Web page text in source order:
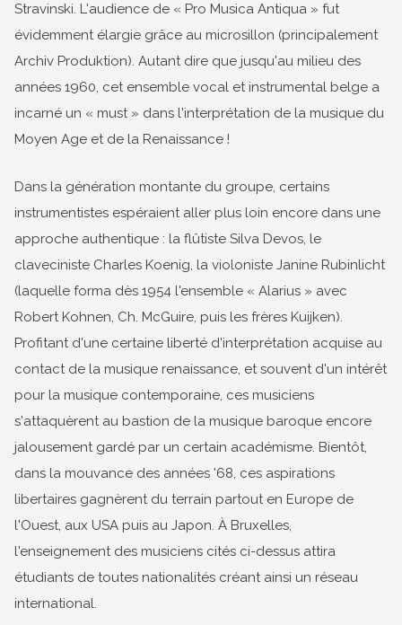
Stravinski. L'audience de « Pro Musica Antiqua » fut
évidemment élargie grâce au microsillon (principalement
Archiv Produktion). Autant dire que jusqu'au milieu des
années 1960, cet ensemble vocal et instrumental belge a
incarné un « must » dans l'interprétation de la musique du
Moyen Age et de la Renaissance !
Dans la génération montante du groupe, certains
instrumentistes espéraient aller plus loin encore dans une
approche authentique : la flûtiste Silva Devos, le
claveciniste Charles Koenig, la violoniste Janine Rubinlicht
(laquelle forma dès 1954 l'ensemble « Alarius » avec
Robert Kohnen, Ch. McGuire, puis les frères Kuijken).
Profitant d'une certaine liberté d'interprétation acquise au
contact de la musique renaissance, et souvent d'un intérêt
pour la musique contemporaine, ces musiciens
s'attaquèrent au bastion de la musique baroque encore
jalousement gardé par un certain académisme. Bientôt,
dans la mouvance des années '68, ces aspirations
libertaires gagnèrent du terrain partout en Europe de
l'Ouest, aux USA puis au Japon. À Bruxelles,
l'enseignement des musiciens cités ci-dessus attira
étudiants de toutes nationalités créant ainsi un réseau
international.